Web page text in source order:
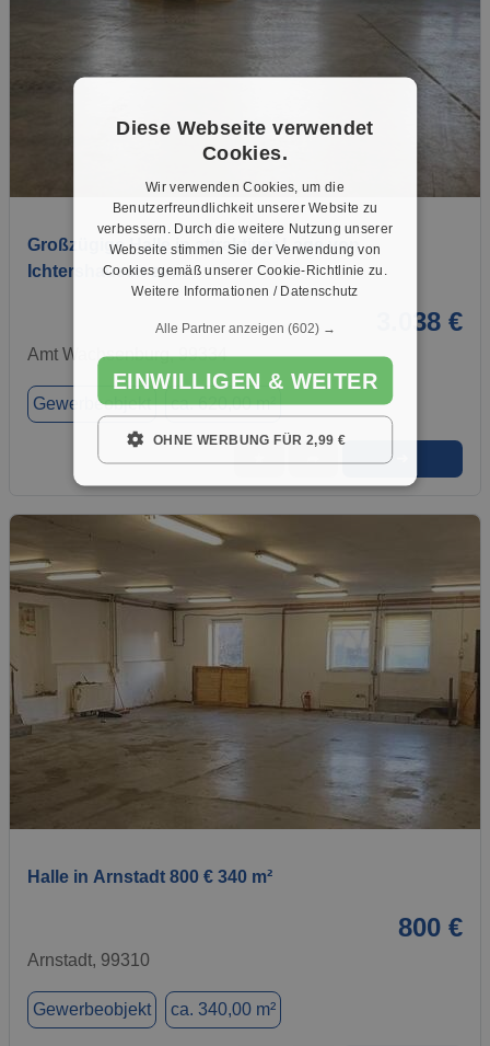
1 / 7
Großzügige Halle in attraktiver Lage von
Ichtershausen zu…
3.038 €
Amt Wachsenburg, 99334
Gewerbeobjekt ca. 620,00 m²
★ ➦
Halle in Arnstadt 800 € 340 m²
800 €
Arnstadt, 99310
Gewerbeobjekt ca. 340,00 m²
Diese Webseite verwendet
Cookies.
Wir verwenden Cookies, um die
Benutzerfreundlichkeit unserer Website zu
verbessern. Durch die weitere Nutzung unserer
Webseite stimmen Sie der Verwendung von
Cookies gemäß unserer Cookie-Richtlinie zu.
Weitere Informationen / Datenschutz
Alle Partner anzeigen (602) →
EINWILLIGEN & WEITER
OHNE WERBUNG FÜR 2,99 €